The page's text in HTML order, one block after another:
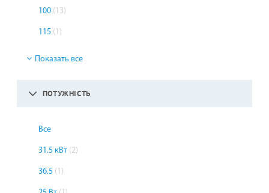
100 (13)
115 (1)
Показать все
ПОТУЖНІСТЬ
Все
31.5 кВт (2)
36.5 (1)